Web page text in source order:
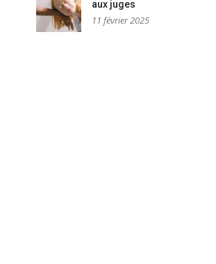
aux juges
11 février 2025